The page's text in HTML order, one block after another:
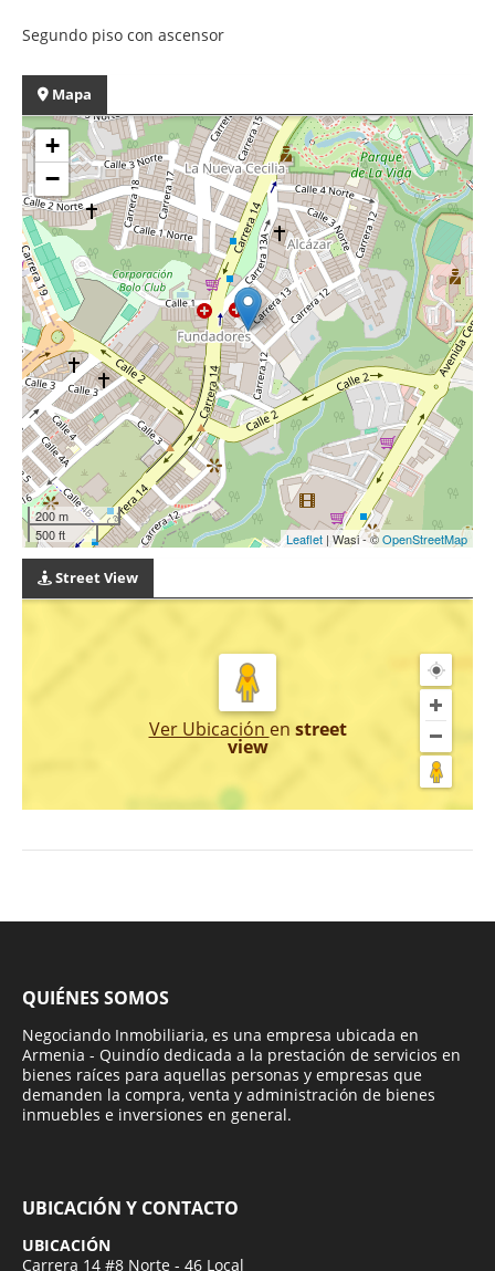
Segundo piso con ascensor
Mapa
+
−
200 m
500 ft
Leaflet | Wasi - ©OpenStreetMap
Street View
Ver Ubicación en street
view
QUIÉNES SOMOS
Negociando Inmobiliaria, es una empresa ubicada en
Armenia - Quindío dedicada a la prestación de servicios en
bienes raíces para aquellas personas y empresas que
demanden la compra, venta y administración de bienes
inmuebles e inversiones en general.
UBICACIÓN Y CONTACTO
UBICACIÓN
Carrera 14 #8 Norte - 46 Local